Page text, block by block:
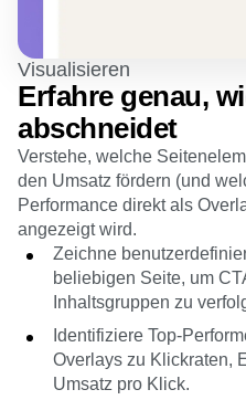
Visualisieren
Erfahre genau,
abschneidet
Verstehe, welche
den Umsatz fördern (und
Performance direkt als
angezeigt wird.
Zeichne
beliebigen Seite, um
Inhaltsgruppen zu
Identifiziere Top-